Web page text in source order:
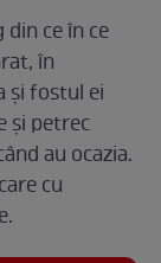
din ce în ce
în
și fostul ei
și petrec
au ocazia.
cu